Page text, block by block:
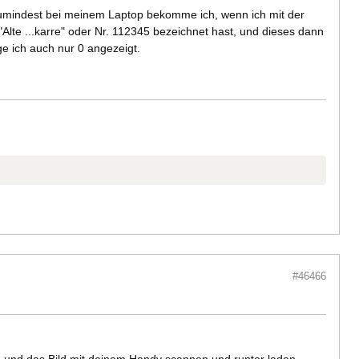
bei meinem Laptop bekomme ich, wenn ich mit der
...karre" oder Nr. 112345 bezeichnet hast, und dieses dann
ich auch nur 0 angezeigt.
#46466